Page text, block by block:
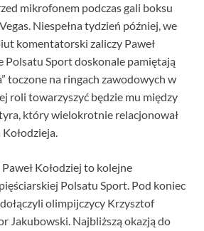
mikrofonem podczas gali boksu
Niespełna tydzień później, we
komentatorski zaliczy Paweł
Polsatu Sport doskonale pamiętają
toczone na ringach zawodowych w
roli towarzyszyć będzie mu między
który wielokrotnie relacjonował
Kołodziej to kolejne
Polsatu Sport. Pod koniec
olimpijczycy Krzysztof
Jakubowski. Najbliższą okazją do